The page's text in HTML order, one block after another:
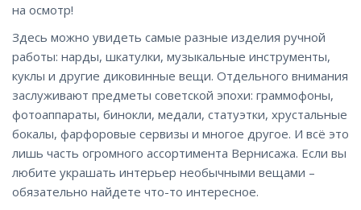
на осмотр!
Здесь можно увидеть самые разные изделия ручной
работы: нарды, шкатулки, музыкальные инструменты,
куклы и другие диковинные вещи. Отдельного внимания
заслуживают предметы советской эпохи: граммофоны,
фотоаппараты, бинокли, медали, статуэтки, хрустальные
бокалы, фарфоровые сервизы и многое другое. И всё это
лишь часть огромного ассортимента Вернисажа. Если вы
любите украшать интерьер необычными вещами –
обязательно найдете что-то интересное.